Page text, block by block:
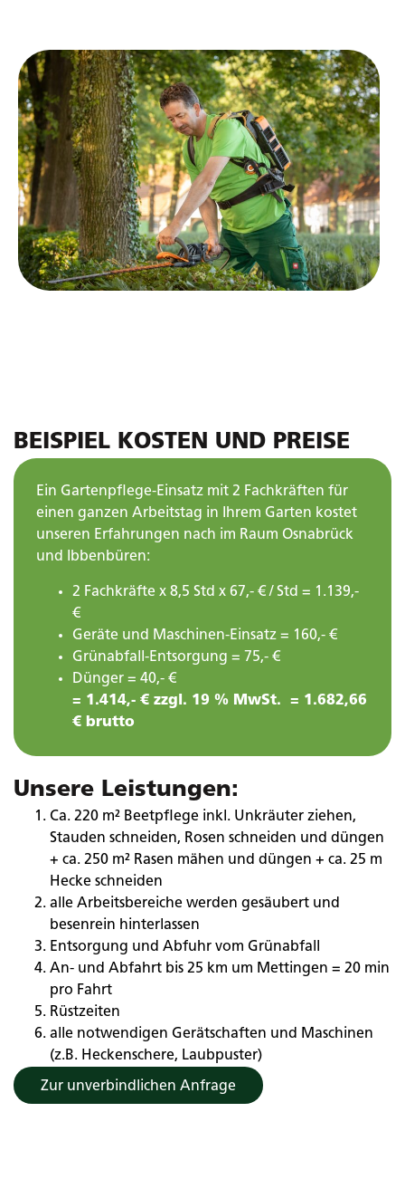
BEISPIEL KOSTEN UND PREISE
Ein Gartenpflege-Einsatz mit 2 Fachkräften für
einen ganzen Arbeitstag in Ihrem Garten kostet
unseren Erfahrungen nach im Raum Osnabrück
und Ibbenbüren:
2 Fachkräfte x 8,5 Std x 67,- € / Std = 1.139,-
€
Geräte und Maschinen-Einsatz = 160,- €
Grünabfall-Entsorgung = 75,- €
Dünger = 40,- €
= 1.414,- € zzgl. 19 % MwSt. = 1.682,66
€ brutto
Unsere Leistungen:
Ca. 220 m² Beetpflege inkl. Unkräuter ziehen,
Stauden schneiden, Rosen schneiden und düngen
+ ca. 250 m² Rasen mähen und düngen + ca. 25 m
Hecke schneiden
alle Arbeitsbereiche werden gesäubert und
besenrein hinterlassen
Entsorgung und Abfuhr vom Grünabfall
An- und Abfahrt bis 25 km um Mettingen = 20 min
pro Fahrt
Rüstzeiten
alle notwendigen Gerätschaften und Maschinen
(z.B. Heckenschere, Laubpuster)
Zur unverbindlichen Anfrage